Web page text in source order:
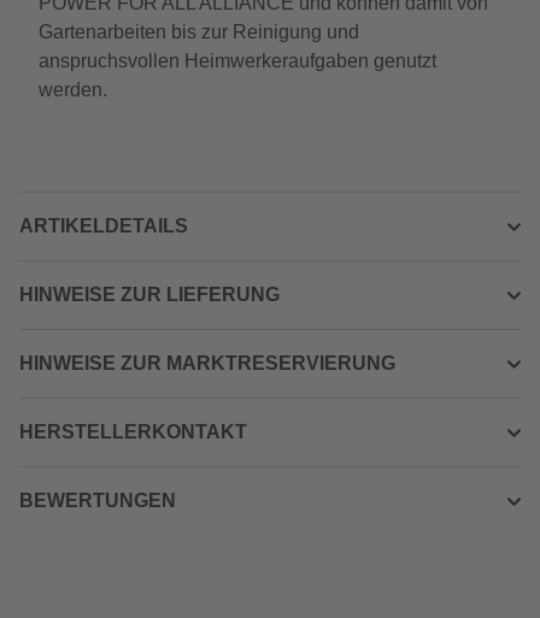
Gartenarbeiten bis zur Reinigung und
anspruchsvollen Heimwerkeraufgaben genutzt
werden.
ARTIKELDETAILS
HINWEISE ZUR LIEFERUNG
HINWEISE ZUR MARKTRESERVIERUNG
HERSTELLERKONTAKT
BEWERTUNGEN